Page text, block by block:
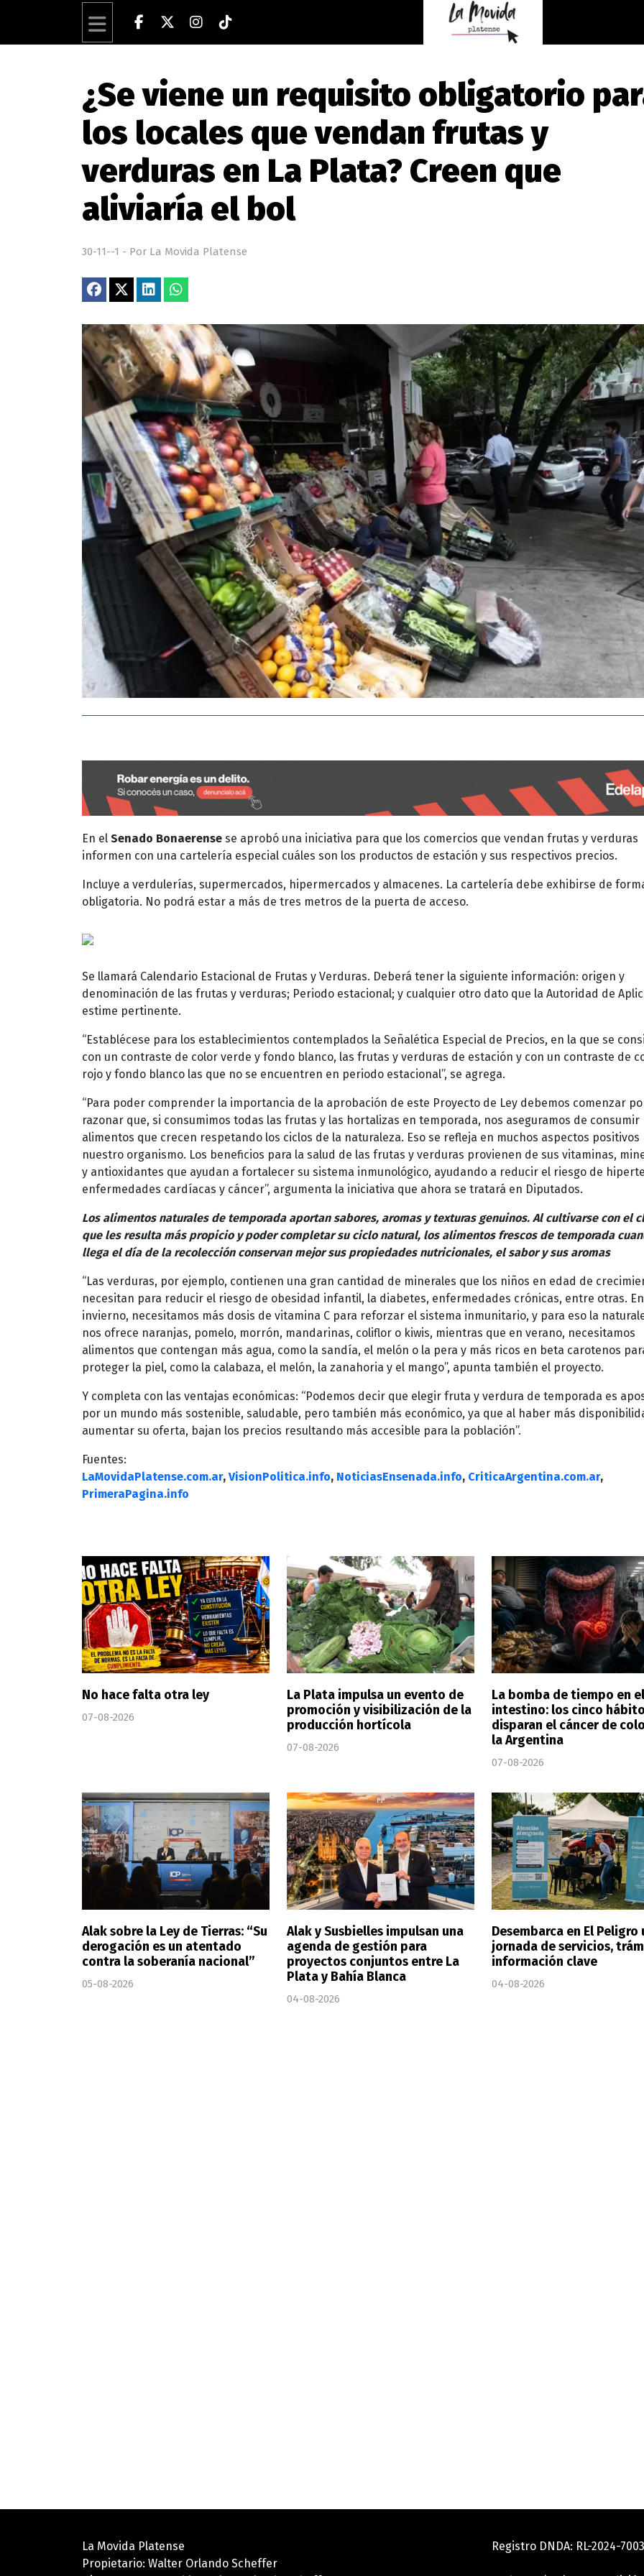
¿Se viene un requisito obligatorio
los locales que vendan frutas y
verduras en La Plata? Creen que
aliviaría el bol
30-11--1 - Por La Movida Platense
En el Senado Bonaerense se aprobó una iniciativa para que los comercios que vendan frutas y verduras
informen con una cartelería especial cuáles son los productos de estación y sus respectivos precios.
Incluye a verdulerías, supermercados, hipermercados y almacenes. La cartelería debe exhibirse de
obligatoria. No podrá estar a más de tres metros de la puerta de acceso.
Se llamará Calendario Estacional de Frutas y Verduras. Deberá tener la siguiente información: origen y
denominación de las frutas y verduras; Periodo estacional; y cualquier otro dato que la Autoridad de
estime pertinente.
“Establécese para los establecimientos contemplados la Señalética Especial de Precios, en la que se
con un contraste de color verde y fondo blanco, las frutas y verduras de estación y con un contraste de
rojo y fondo blanco las que no se encuentren en periodo estacional”, se agrega.
“Para poder comprender la importancia de la aprobación de este Proyecto de Ley debemos comenzar
razonar que, si consumimos todas las frutas y las hortalizas en temporada, nos aseguramos de consumir
alimentos que crecen respetando los ciclos de la naturaleza. Eso se refleja en muchos aspectos positivos
nuestro organismo. Los beneficios para la salud de las frutas y verduras provienen de sus vitaminas,
y antioxidantes que ayudan a fortalecer su sistema inmunológico, ayudando a reducir el riesgo de
enfermedades cardíacas y cáncer”, argumenta la iniciativa que ahora se tratará en Diputados.
Los alimentos naturales de temporada aportan sabores, aromas y texturas genuinos. Al cultivarse con el
que les resulta más propicio y poder completar su ciclo natural, los alimentos frescos de temporada
llega el día de la recolección conservan mejor sus propiedades nutricionales, el sabor y sus aromas
“Las verduras, por ejemplo, contienen una gran cantidad de minerales que los niños en edad de
necesitan para reducir el riesgo de obesidad infantil, la diabetes, enfermedades crónicas, entre otras. En
invierno, necesitamos más dosis de vitamina C para reforzar el sistema inmunitario, y para eso la
nos ofrece naranjas, pomelo, morrón, mandarinas, coliflor o kiwis, mientras que en verano, necesitamos
alimentos que contengan más agua, como la sandía, el melón o la pera y más ricos en beta carotenos
proteger la piel, como la calabaza, el melón, la zanahoria y el mango”, apunta también el proyecto.
Y completa con las ventajas económicas: “Podemos decir que elegir fruta y verdura de temporada es
por un mundo más sostenible, saludable, pero también más económico, ya que al haber más
aumentar su oferta, bajan los precios resultando más accesible para la población”.
Fuentes:
LaMovidaPlatense.com.ar, VisionPolitica.info, NoticiasEnsenada.info, CriticaArgentina.com.ar,
PrimeraPagina.info
No hace falta otra ley
07-08-2026
La Plata impulsa un evento de
promoción y visibilización de la
producción hortícola
07-08-2026
La bomba de tiempo en el
intestino: los cinco
disparan el cáncer de
la Argentina
07-08-2026
Alak sobre la Ley de Tierras: “Su
derogación es un atentado
contra la soberanía nacional”
05-08-2026
Alak y Susbielles impulsan una
agenda de gestión para
proyectos conjuntos entre La
Plata y Bahía Blanca
04-08-2026
Desembarca en El Peligro
jornada de servicios,
información clave
04-08-2026
La Movida Platense
Propietario: Walter Orlando Scheffer
Registro DNDA: RL-2024-